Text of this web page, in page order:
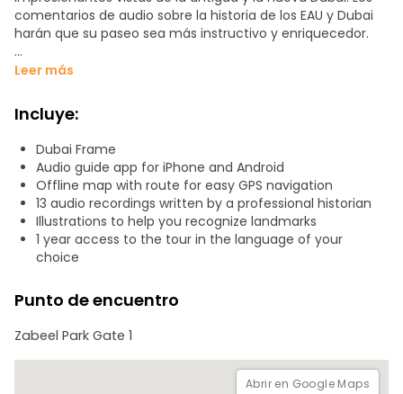
comentarios de audio sobre la historia de los EAU y Dubai
harán que su paseo sea más instructivo y enriquecedor.
Aprenderá sobre:
- Por qué esta costa fue llamada en su día la "Costa de los
Piratas"
- Cómo un biólogo marino japonés estuvo a punto de
arruinar la economía de los Emiratos.
- Cómo se construyó un Estado moderno, tecnológico y
poderoso en sólo 100 años.
- Cuántos récords tiene Dubai en el Guinness de los
Récords.
- Dónde encontrar el auténtico encanto árabe en Dubai.
profesional, le ayudarán a comprender mejor Dubai, sus
útiles para que su visita sea aún más memorable.
Leer más
Incluye:
Dubai Frame
Audio guide app for iPhone and Android
Offline map with route for easy GPS navigation
13 audio recordings written by a professional historian
Illustrations to help you recognize landmarks
1 year access to the tour in the language of your
choice
Punto de encuentro
Zabeel Park Gate 1
Abrir en Google Maps